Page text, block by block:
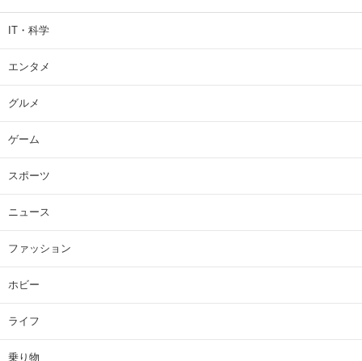
IT・科学
エンタメ
グルメ
ゲーム
スポーツ
ニュース
ファッション
ホビー
ライフ
乗り物